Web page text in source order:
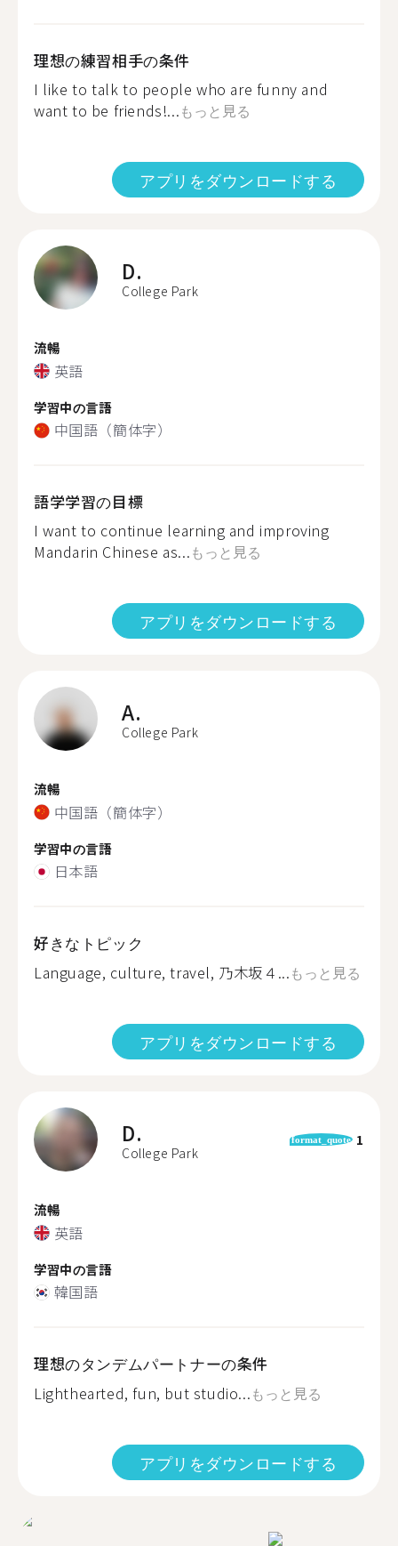
理想の練習相手の条件
I like to talk to people who are funny and
want to be friends!...もっと見る
アプリをダウンロードする
D.
College Park
流暢
英語
学習中の言語
中国語（簡体字）
語学学習の目標
I want to continue learning and improving
Mandarin Chinese as...もっと見る
アプリをダウンロードする
A.
College Park
流暢
中国語（簡体字）
学習中の言語
日本語
好きなトピック
Language, culture, travel, 乃木坂４...もっと見る
アプリをダウンロードする
D.
College Park
format_quote 1
流暢
英語
学習中の言語
韓国語
理想のタンデムパートナーの条件
Lighthearted, fun, but studio...もっと見る
アプリをダウンロードする